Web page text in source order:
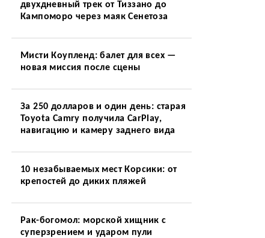
двухдневный трек от Тиззано до
Кампоморо через маяк Сенетоза
Мисти Коупленд: балет для всех —
новая миссия после сцены
За 250 долларов и один день: старая
Toyota Camry получила CarPlay,
навигацию и камеру заднего вида
10 незабываемых мест Корсики: от
крепостей до диких пляжей
Рак-богомол: морской хищник с
суперзрением и ударом пули